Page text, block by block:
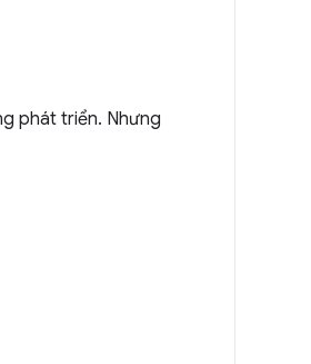
phát triển. Nhưng